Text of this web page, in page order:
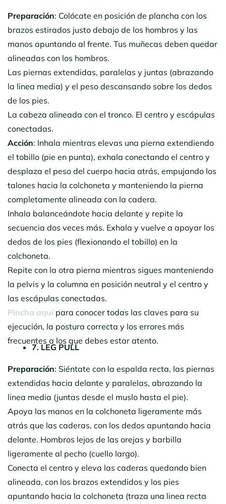
Preparación: Colócate en posición de plancha con los
brazos estirados justo debajo de los hombros y las
manos apuntando al frente. Tus muñecas deben quedar
alineadas con los hombros.
Las piernas extendidas, paralelas y juntas (abrazando
la linea media) y el peso descansando sobre los dedos
de los pies.
La cabeza alineada con el tronco. El centro y escápulas
conectadas.
Acción: Inhala mientras elevas una pierna extendiendo
el tobillo (pie en punta), exhala conectando el centro y
desplaza el peso del cuerpo hacia atrás, empujando los
talones hacia la colchoneta y manteniendo la pierna
completamente alineada con la cadera.
Inhala balanceándote hacia delante y repite la
secuencia dos veces más. Exhala y vuelve a apoyar los
dedos de los pies (flexionando el tobillo) en la
colchoneta.
Repite con la otra pierna mientras sigues manteniendo
la pelvis y la columna en posición neutral y el centro y
las escápulas conectadas.
Pincha aquí para conocer todas las claves para su
ejecución, la postura correcta y los errores más
frecuentes a los que debes estar atento.
7. LEG PULL
Preparación: Siéntate con la espalda recta, las piernas
extendidas hacia delante y paralelas, abrazando la
linea media (juntas desde el muslo hasta el pie).
Apoya las manos en la colchoneta ligeramente más
atrás que las caderas, con los dedos apuntando hacia
delante. Hombros lejos de las orejas y barbilla
ligeramente al pecho (cuello largo).
Conecta el centro y eleva las caderas quedando bien
alineada, con los brazos extendidos y los pies
apuntando hacia la colchoneta (traza una linea recta